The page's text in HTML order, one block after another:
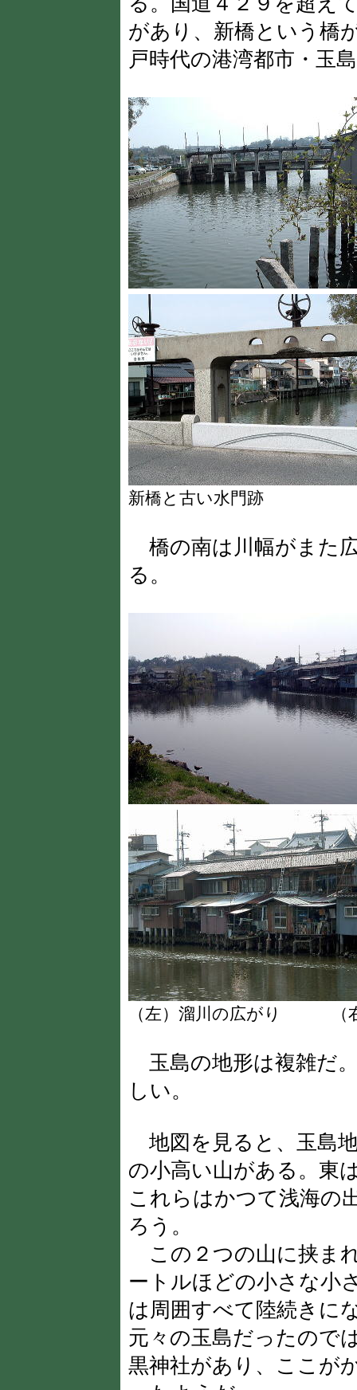
があり、新橋という橋
戸時代の港湾都市・玉
新橋と古い水門跡
橋の南は川幅がまた
る。
（左）溜川の広がり （
玉島の地形は複雑だ
しい。
地図を見ると、玉島
の小高い山がある。東
これらはかつて浅海の
ろう。
この２つの山に挟ま
ートルほどの小さな小
は周囲すべて陸続きに
元々の玉島だったので
黒神社があり、ここが